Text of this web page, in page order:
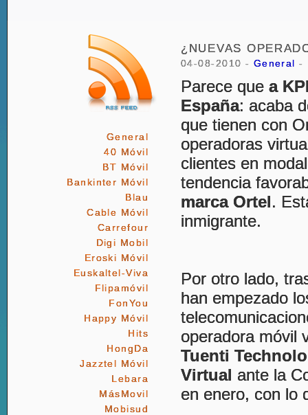
General
40 Móvil
BT Móvil
Bankinter Móvil
Blau
Cable Móvil
Carrefour
Digi Mobil
Eroski Móvil
Euskaltel-Viva
Flipamóvil
FonYou
Happy Móvil
Hits
HongDa
Jazztel Móvil
Lebara
MásMovil
Mobisud
¿NUEVAS
04-08-2010 - General -
Parece que a
España: acaba
que tienen con
operadoras
clientes en
tendencia
marca Ortel.
inmigrante.
Por otro lado,
han empezado
operadora móvil
Tuenti
Virtual ante la
en enero, con lo